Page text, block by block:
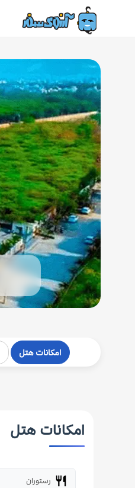
امکانات هتل
امکانات هتل
restaurant رستوران